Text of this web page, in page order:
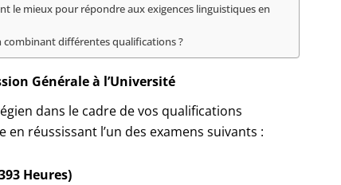
le mieux pour répondre aux exigences linguistiques en
combinant différentes qualifications ?
Générale à l’Université
dans le cadre de vos qualifications
en réussissant l’un des examens suivants :
Heures)